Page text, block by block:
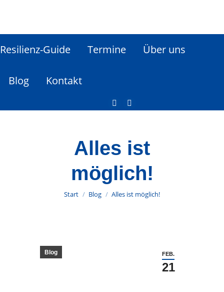
Resilienz-Guide Termine Über uns
Blog Kontakt
Alles ist
möglich!
Sie befinden sich hier:
Start Blog Alles ist möglich!
FEB.
21
Blog